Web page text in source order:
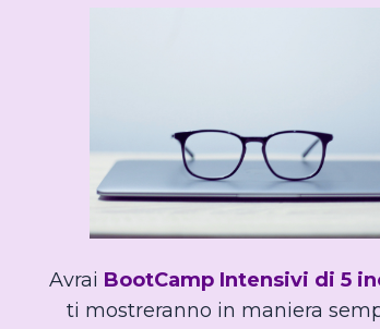
Avrai BootCamp Intensivi di 5
ti mostreranno in maniera